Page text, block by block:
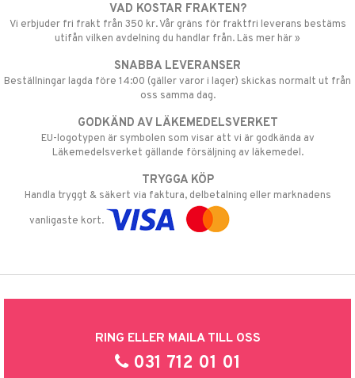
VAD KOSTAR FRAKTEN?
Vi erbjuder fri frakt från 350 kr. Vår gräns för fraktfri leverans bestäms
utifån vilken avdelning du handlar från. Läs mer här »
SNABBA LEVERANSER
Beställningar lagda före 14:00 (gäller varor i lager) skickas normalt ut från
oss samma dag.
GODKÄND AV LÄKEMEDELSVERKET
EU-logotypen är symbolen som visar att vi är godkända av
Läkemedelsverket gällande försäljning av läkemedel.
TRYGGA KÖP
Handla tryggt & säkert via faktura, delbetalning eller marknadens
vanligaste kort.
RING ELLER MAILA TILL OSS
031 712 01 01